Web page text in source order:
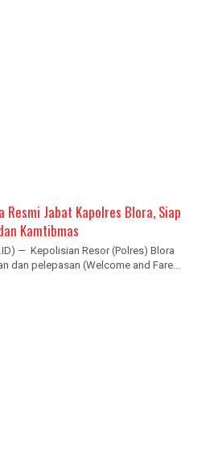
Resmi Jabat Kapolres Blora, Siap
Kamtibmas
— Kepolisian Resor (Polres) Blora
dan pelepasan (Welcome and Fare...